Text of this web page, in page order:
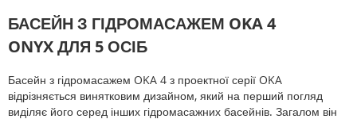
БАСЕЙН З ГІДРОМАСАЖЕМ OKA 4
ONYXДЛЯ 5 ОСІБ
Басейн з гідромасажем OKA 4 з проектної серії OKA
відрізняється винятковим дизайном, який на перший погляд
виділяє його серед інших гідромасажних басейнів. Загалом він